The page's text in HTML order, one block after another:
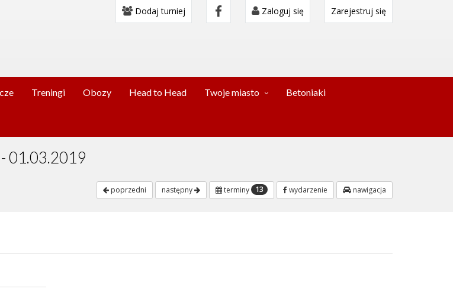
Dodaj turniej Zaloguj się Zarejestruj się
Treningi Obozy Head to Head Twoje miasto Betoniaki
01.03.2019
poprzedni następny terminy 13 wydarzenie nawigacja